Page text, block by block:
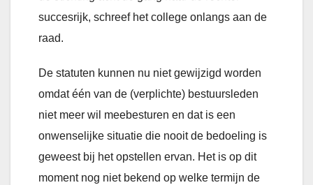
succesrijk, schreef het college onlangs aan de
raad.
De statuten kunnen nu niet gewijzigd worden
omdat één van de (verplichte) bestuursleden
niet meer wil meebesturen en dat is een
onwenselijke situatie die nooit de bedoeling is
geweest bij het opstellen ervan. Het is op dit
moment nog niet bekend op welke termijn de